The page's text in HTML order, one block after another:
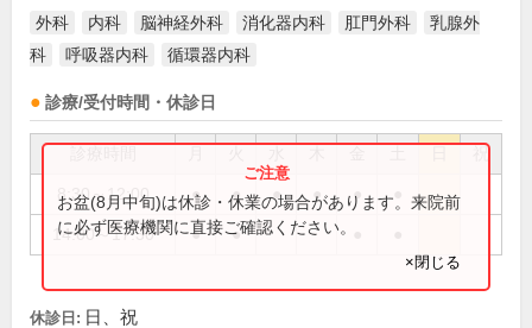
外科 内科 脳神経外科 消化器内科 肛門外科
乳腺外
科
呼吸器内科 循環器内科
診療/受付時間・休診日
祝
8:30～12:00 ● ● ● ● ●
14:00～17:30 ● ●
お盆(8月中旬)は休診・休業の場合があります。来院前
に必ず医療機関に直接ご確認ください。
×閉じる
休診日: 日、祝